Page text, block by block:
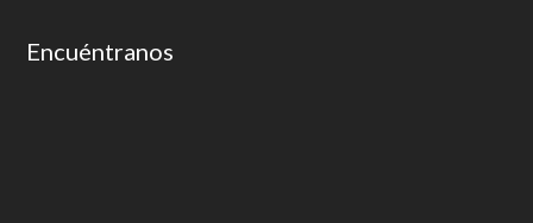
Encuéntranos